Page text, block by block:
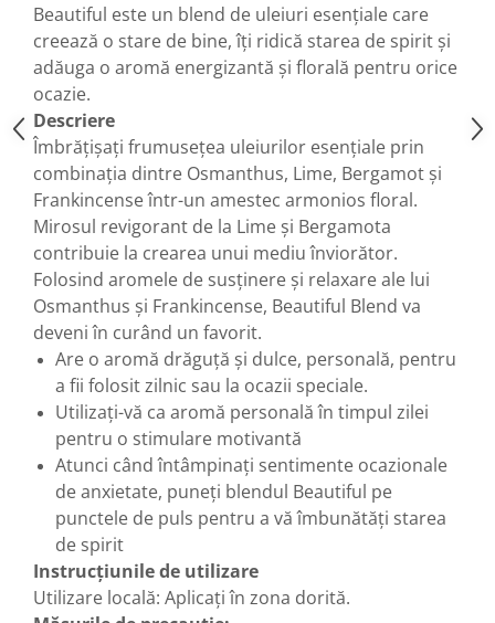
Beautiful este un blend de uleiuri esenţiale care
creează o stare de bine, îţi ridică starea de spirit şi
adăuga o aromă energizantă și florală pentru orice
ocazie.
Descriere
Îmbrățișați frumusețea uleiurilor esențiale prin
combinația dintre Osmanthus, Lime, Bergamot și
Frankincense într-un amestec armonios floral.
Mirosul revigorant de la Lime și Bergamota
contribuie la crearea unui mediu înviorător.
Folosind aromele de susţinere și relaxare ale lui
Osmanthus și Frankincense, Beautiful Blend va
deveni în curând un favorit.
Are o aromă drăguță și dulce, personală, pentru
a fii folosit zilnic sau la ocazii speciale.
Utilizați-vă ca aromă personală în timpul zilei
pentru o stimulare motivantă
Atunci când întâmpinați sentimente ocazionale
de anxietate, puneţi blendul Beautiful pe
punctele de puls pentru a vă îmbunătăți starea
de spirit
Instrucțiunile de utilizare
Utilizare locală: Aplicați în zona dorită.